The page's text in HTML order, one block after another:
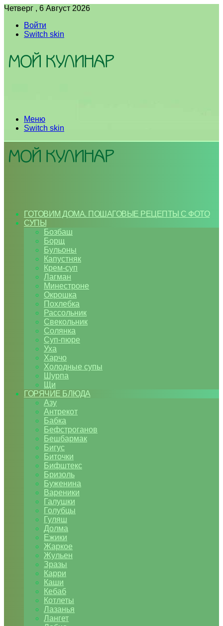
Четверг , 6 Август 2026
Войти
Switch skin
Меню
Switch skin
ГОТОВИМ ДОМА. ПОШАГОВЫЕ РЕЦЕПТЫ С ФОТО
СУПЫ
Бозбаш
Борщ
Бульоны
Капустняк
Крем-суп
Лагман
Минестроне
Окрошка
Похлебка
Рассольник
Свекольник
Солянка
Суп-пюре
Уха
Харчо
Холодные супы
Шурпа
Щи
ГОРЯЧИЕ БЛЮДА
Азу
Антрекот
Бабка
Бефстроганов
Бешбармак
Бигус
Биточки
Бифштекс
Бризоль
Буженина
Вареники
Галушки
Голубцы
Гуляш
Долма
Ежики
Жаркое
Жульен
Зразы
Карри
Каши
Кебаб
Котлеты
Лазанья
Лангет